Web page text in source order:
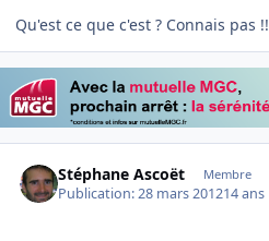
Qu'est ce que c'est ? Connais pas !!
Stéphane Ascoët Membre
Publication:28 mars 201214 ans